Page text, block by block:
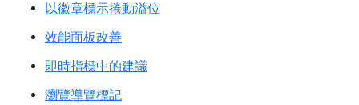
以徽章標示捲動溢位
效能面板改善
即時指標中的建議
瀏覽導覽標記